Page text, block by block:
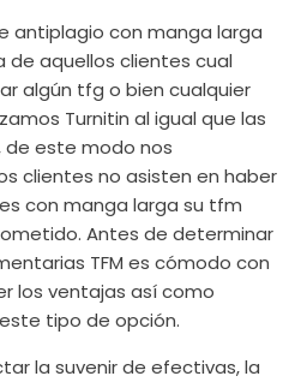
antiplagio con manga larga
aquellos clientes cual
algún tfg o bien cualquier
Turnitin al igual que las
de este modo nos
clientes no asisten en haber
con manga larga su tfm
Antes de determinar
TFM es cómodo con
los ventajas así­ como
tipo de opción.
la suvenir de efectivas, la